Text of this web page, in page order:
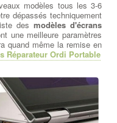
modèles tous les 3-6
dépassés techniquement
des modèles d'écrans
une meilleure paramètres
quand même la remise en
Réparateur Ordi Portable